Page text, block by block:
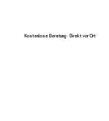
Kostenlose Beratung · Direkt vor Ort